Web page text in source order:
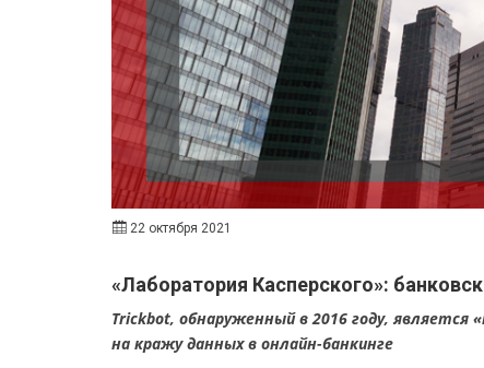
22 октября 2021
«Лаборатория Касперского»:
Trickbot, обнаруженный в 2016 году, является
на кражу данных в онлайн-банкинге